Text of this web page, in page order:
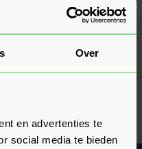
Over
en advertenties te
social media te bieden
klanten met dit
een goed beeld te krijgen
Laat dan vooral een
met jouw mening en
beter aanbod.